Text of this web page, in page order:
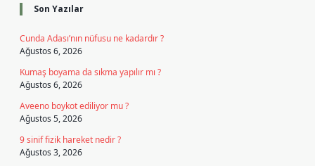
Son Yazılar
Cunda Adası’nın nüfusu ne kadardır ?
Ağustos 6, 2026
Kumaş boyama da sıkma yapılır mı ?
Ağustos 6, 2026
Aveeno boykot ediliyor mu ?
Ağustos 5, 2026
9 sinif fizik hareket nedir ?
Ağustos 3, 2026